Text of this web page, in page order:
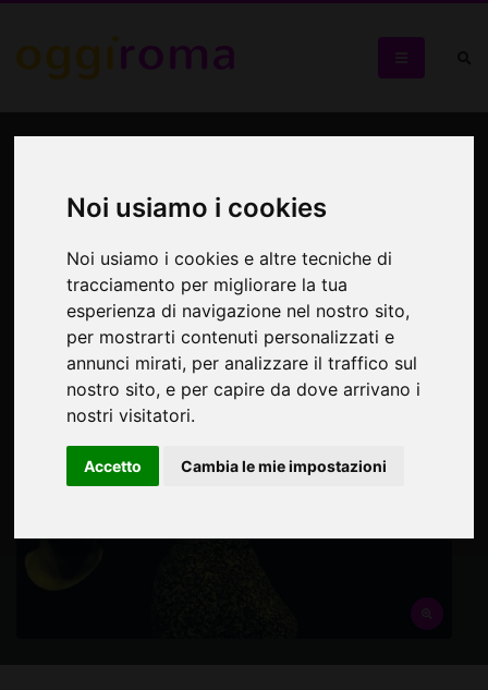
Noi usiamo i cookies
Noi usiamo i cookies e altre tecniche di
tracciamento per migliorare la tua
esperienza di navigazione nel nostro sito,
per mostrarti contenuti personalizzati e
annunci mirati, per analizzare il traffico sul
nostro sito, e per capire da dove arrivano i
nostri visitatori.
Accetto Cambia le mie impostazioni
Bobby & Amy di Emily
Jenkins
Un colorato mix di personaggi, i quali si intrecciano e si
fondono